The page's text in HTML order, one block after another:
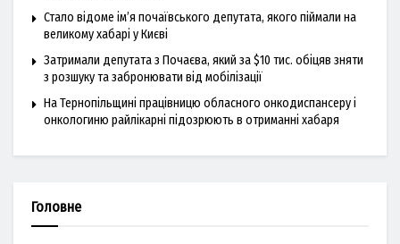
Стало відоме ім’я почаївського депутата, якого піймали на
великому хабарі у Києві
Затримали депутата з Почаєва, який за $10 тис. обіцяв зняти
з розшуку та забронювати від мобілізації
На Тернопільщині працівницю обласного онкодиспансеру і
онкологиню райлікарні підозрюють в отриманні хабаря
Головне